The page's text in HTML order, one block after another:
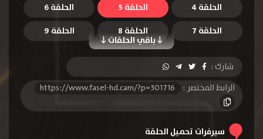
الحلقة 4
الحلقة 5 الحلقة 6
باقي الحلقات
الحلقة 7 الحلقة 8 الحلقة 9
شارك :
الرابط المختصر :
https://www.fasel-hd.cam/?p=301716
سيرفرات تحميل الحلقة